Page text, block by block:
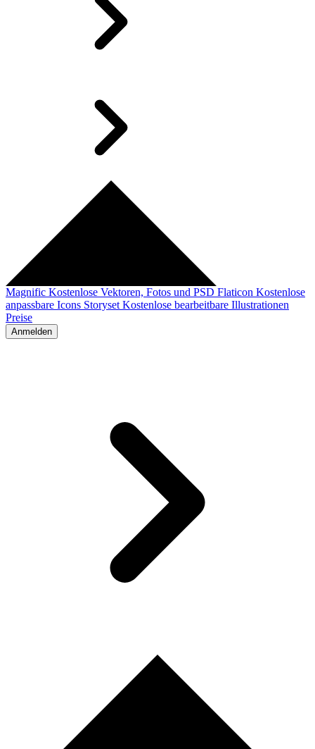
Magnific Kostenlose Vektoren, Fotos und PSD Flaticon Kostenlose
anpassbare Icons Storyset Kostenlose bearbeitbare Illustrationen
Preise
Anmelden